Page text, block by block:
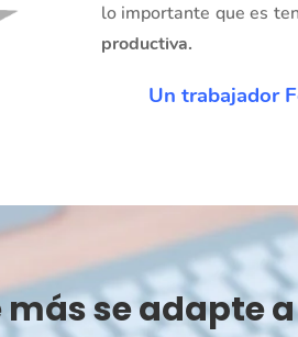
lo importante que es
productiva.
Un trabajador
se adapte